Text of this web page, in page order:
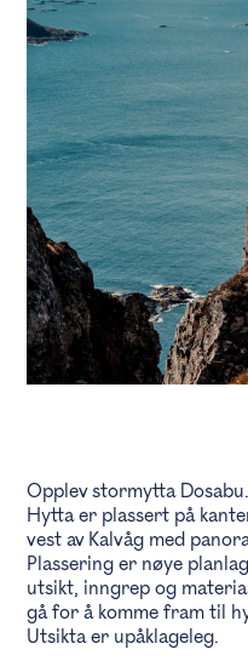
Opplev stormytta Dosabu.
Hytta er plassert på
vest av Kalvåg med
Plassering er nøye
utsikt, inngrep og
gå for å komme fram til
Utsikta er upåklageleg.